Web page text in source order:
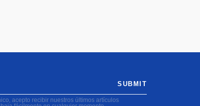
acepto recibir nuestros últimos artículos
SUBMIT